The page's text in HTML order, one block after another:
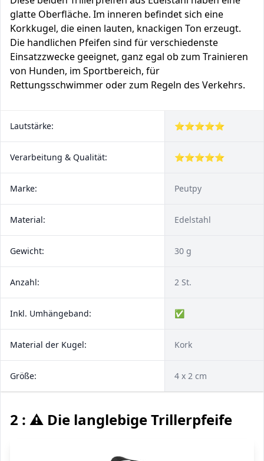
glatte Oberfläche. Im inneren befindet sich eine
Korkkugel, die einen lauten, knackigen Ton erzeugt.
Die handlichen Pfeifen sind für verschiedenste
Einsatzzwecke geeignet, ganz egal ob zum Trainieren
von Hunden, im Sportbereich, für
Rettungsschwimmer oder zum Regeln des Verkehrs.
Lautstärke: ⭐⭐⭐⭐⭐
Verarbeitung & Qualität: ⭐⭐⭐⭐⭐
Marke: Peutpy
Material: Edelstahl
Gewicht: 30 g
Anzahl: 2 St.
Inkl. Umhängeband: ✅
Material der Kugel: Kork
Größe: 4 x 2 cm
2 : ⚠️ Die langlebige Trillerpfeife